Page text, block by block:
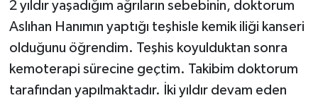
2 yıldır yaşadığım ağrıların sebebinin, doktorum
Aslıhan Hanımın yaptığı teşhisle kemik iliği kanseri
olduğunu öğrendim. Teşhis koyulduktan sonra
kemoterapi sürecine geçtim. Takibim doktorum
tarafından yapılmaktadır. İki yıldır devam eden